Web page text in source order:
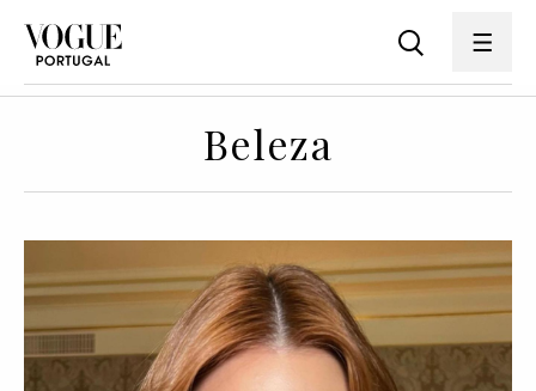
Beleza